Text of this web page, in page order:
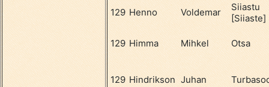
129 Henno Voldemar
Siiastu
[Siiaste]
129 Himma Mihkel Otsa
129 Hindrikson Juhan